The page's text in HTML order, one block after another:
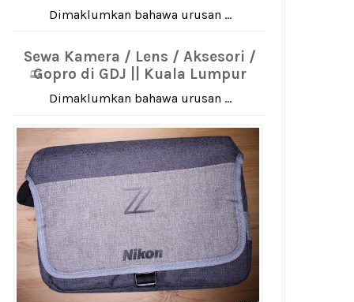
Dimaklumkan bahawa urusan ...
Sewa Kamera / Lens / Aksesori /
Gopro di GDJ || Kuala Lumpur
Dimaklumkan bahawa urusan ...